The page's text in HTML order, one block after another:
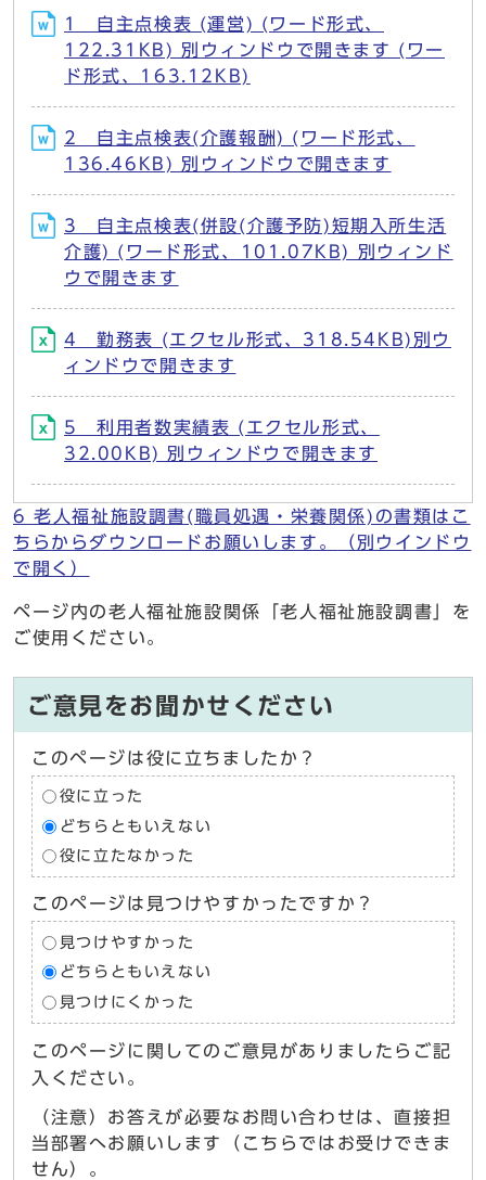
1 自主点検表 (運営) (ワード形式、
122.31KB) 別ウィンドウで開きます (ワー
ド形式、163.12KB)
2 自主点検表(介護報酬) (ワード形式、
136.46KB) 別ウィンドウで開きます
3 自主点検表(併設(介護予防)短期入所生活
介護) (ワード形式、101.07KB) 別ウィンド
ウで開きます
4 勤務表 (エクセル形式、318.54KB)別ウ
ィンドウで開きます
5 利用者数実績表 (エクセル形式、
32.00KB) 別ウィンドウで開きます
6 老人福祉施設調書(職員処遇・栄養関係)の書類はこ
ちらからダウンロードお願いします。
（別ウインドウ
で開く）
ページ内の老人福祉施設関係「老人福祉施設調書」を
ご使用ください。
ご意見をお聞かせください
このページは役に立ちましたか？
役に立った
どちらともいえない
役に立たなかった
このページは見つけやすかったですか？
見つけやすかった
どちらともいえない
見つけにくかった
このページに関してのご意見がありましたらご記
入ください。
（注意）お答えが必要なお問い合わせは、直接担
当部署へお願いします（こちらではお受けできま
せん）。